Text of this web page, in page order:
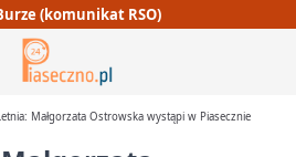
(komunikat RSO)
Małgorzata Ostrowska wystąpi w Piasecznie